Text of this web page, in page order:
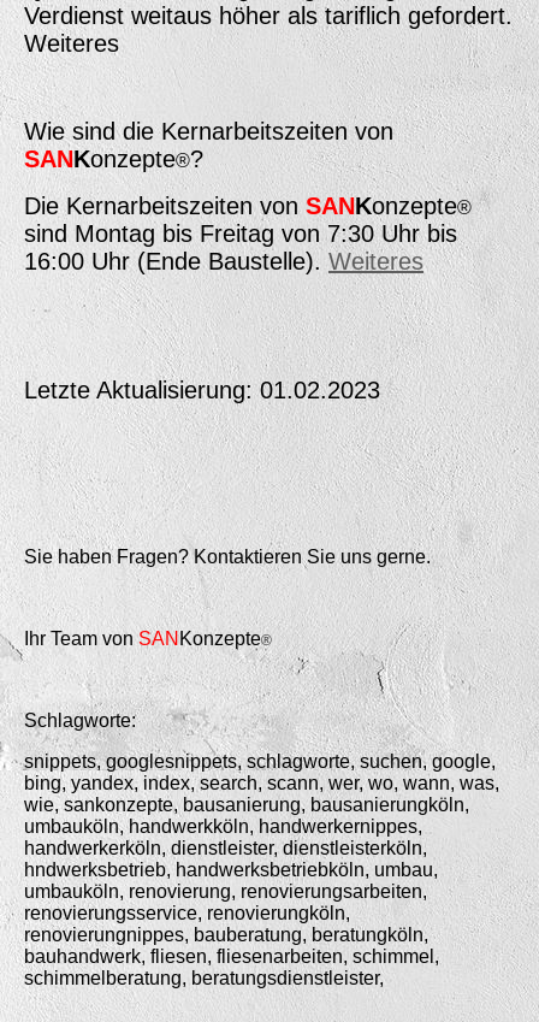
Verdienst weitaus höher als tariflich gefordert.
Weiteres
Wie sind die Kernarbeitszeiten von
SANKonzepte®?
Die Kernarbeitszeiten von SANKonzepte®
sind Montag bis Freitag von 7:30 Uhr bis
16:00 Uhr (Ende Baustelle). Weiteres
Letzte Aktualisierung: 01.02.2023
Sie haben Fragen? Kontaktieren Sie uns gerne.
Ihr Team vonSANKonzepte®
Schlagworte:
snippets, googlesnippets, schlagworte, suchen, google,
bing, yandex, index, search, scann, wer, wo, wann, was,
wie, sankonzepte, bausanierung, bausanierungköln,
umbauköln, handwerkköln, handwerkernippes,
handwerkerköln, dienstleister, dienstleisterköln,
hndwerksbetrieb, handwerksbetriebköln, umbau,
umbauköln, renovierung, renovierungsarbeiten,
renovierungsservice, renovierungköln,
renovierungnippes, bauberatung, beratungköln,
bauhandwerk, fliesen, fliesenarbeiten, schimmel,
schimmelberatung, beratungsdienstleister,